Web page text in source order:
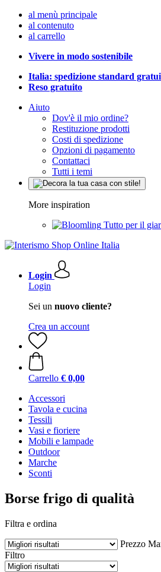
al menù principale
al contenuto
al carrello
Vivere in modo sostenibile
Italia: spedizione standard
Reso gratuito
Aiuto
Dov'è il mio ordine?
Restituzione prodotti
Costi di spedizione
Opzioni di pagamento
Contattaci
Tutti i temi
More inspiration
Tutto per il
Login
Login
Sei un nuovo cliente?
Crea un account
Carrello € 0,00
Accessori
Tavola e cucina
Tessili
Vasi e fioriere
Mobili e lampade
Outdoor
Marche
Sconti
Borse frigo di qualità
Filtra e ordina
Prezzo
Filtro